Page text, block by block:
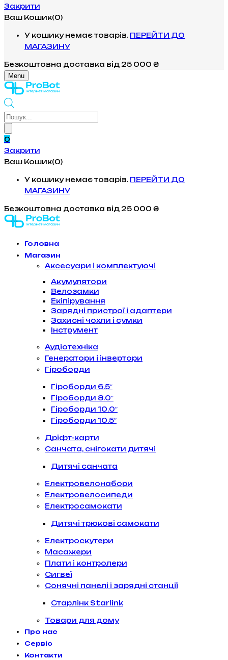
Закрити
Ваш Кошик(0)
У кошику немає товарів. ПЕРЕЙТИ ДО
МАГАЗИНУ
Безкоштовна доставка від 25 000 ₴
Menu
Products
0
Закрити
Ваш Кошик(0)
У кошику немає товарів. ПЕРЕЙТИ ДО
МАГАЗИНУ
Безкоштовна доставка від 25 000 ₴
Головна
Магазин
Аксесуари і комплектуючі
Акумулятори
Велозамки
Екіпірування
Зарядні пристрої і адаптери
Захисні чохли і сумки
Інструмент
Аудіотехніка
Генератори і інвертори
Гіроборди
Гіроборди 6.5″
Гіроборди 8.0″
Гіроборди 10.0″
Гіроборди 10.5″
Дріфт-карти
Санчата, снігокати дитячі
Дитячі санчата
Електровелонабори
Електровелосипеди
Електросамокати
Дитячі трюкові самокати
Електроскутери
Масажери
Плати і контролери
Сигвеї
Сонячні панелі і зарядні станції
Старлінк Starlink
Товари для дому
Про нас
Сервіс
Контакти